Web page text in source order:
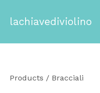
lachiavediviolino
Products / Bracciali